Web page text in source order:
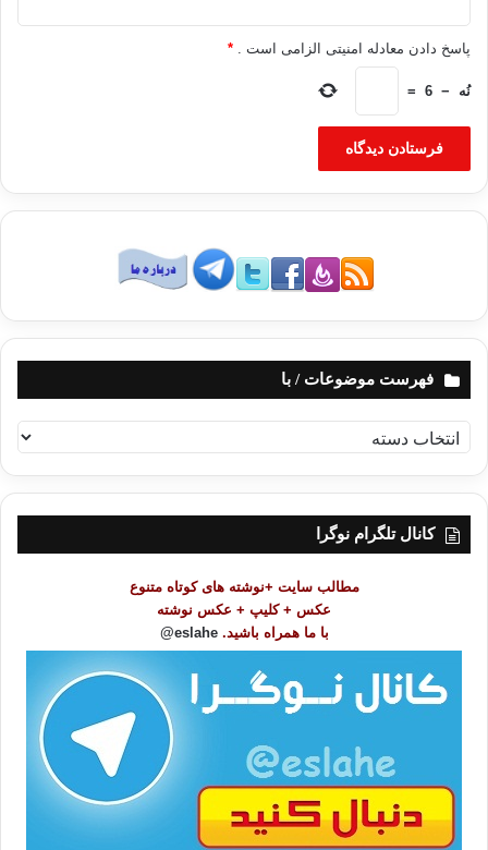
پاسخ دادن معادله امنیتی الزامی است . *
نُه −
6
=
فهرست موضوعات / با
ه
ر
کانال تلگرام نوگرا
مطالب سایت +نوشته های کوتاه متنوع
عکس + کلیپ + عکس نوشته
با ما همراه باشید. eslahe@